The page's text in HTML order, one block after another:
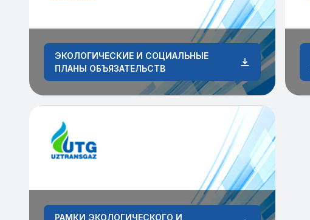
ЭКОЛОГИЧЕСКИЕ И СОЦИАЛЬНЫЕ
ПЛАНЫ ОБЪЯЗАТЕЛЬСТВ
РАМКИ ЭКОЛОГИЧЕСКОГО И